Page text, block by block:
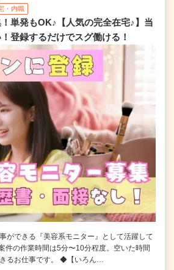
・内職
単発もOK♪【人気の完全在宅♪】当
登録するだけでスグ働ける！
ができる『美容系モニター』として活躍して
件の作業時間は5分〜10分程度。空いた時間
るお仕事です。 ◆【いろん…